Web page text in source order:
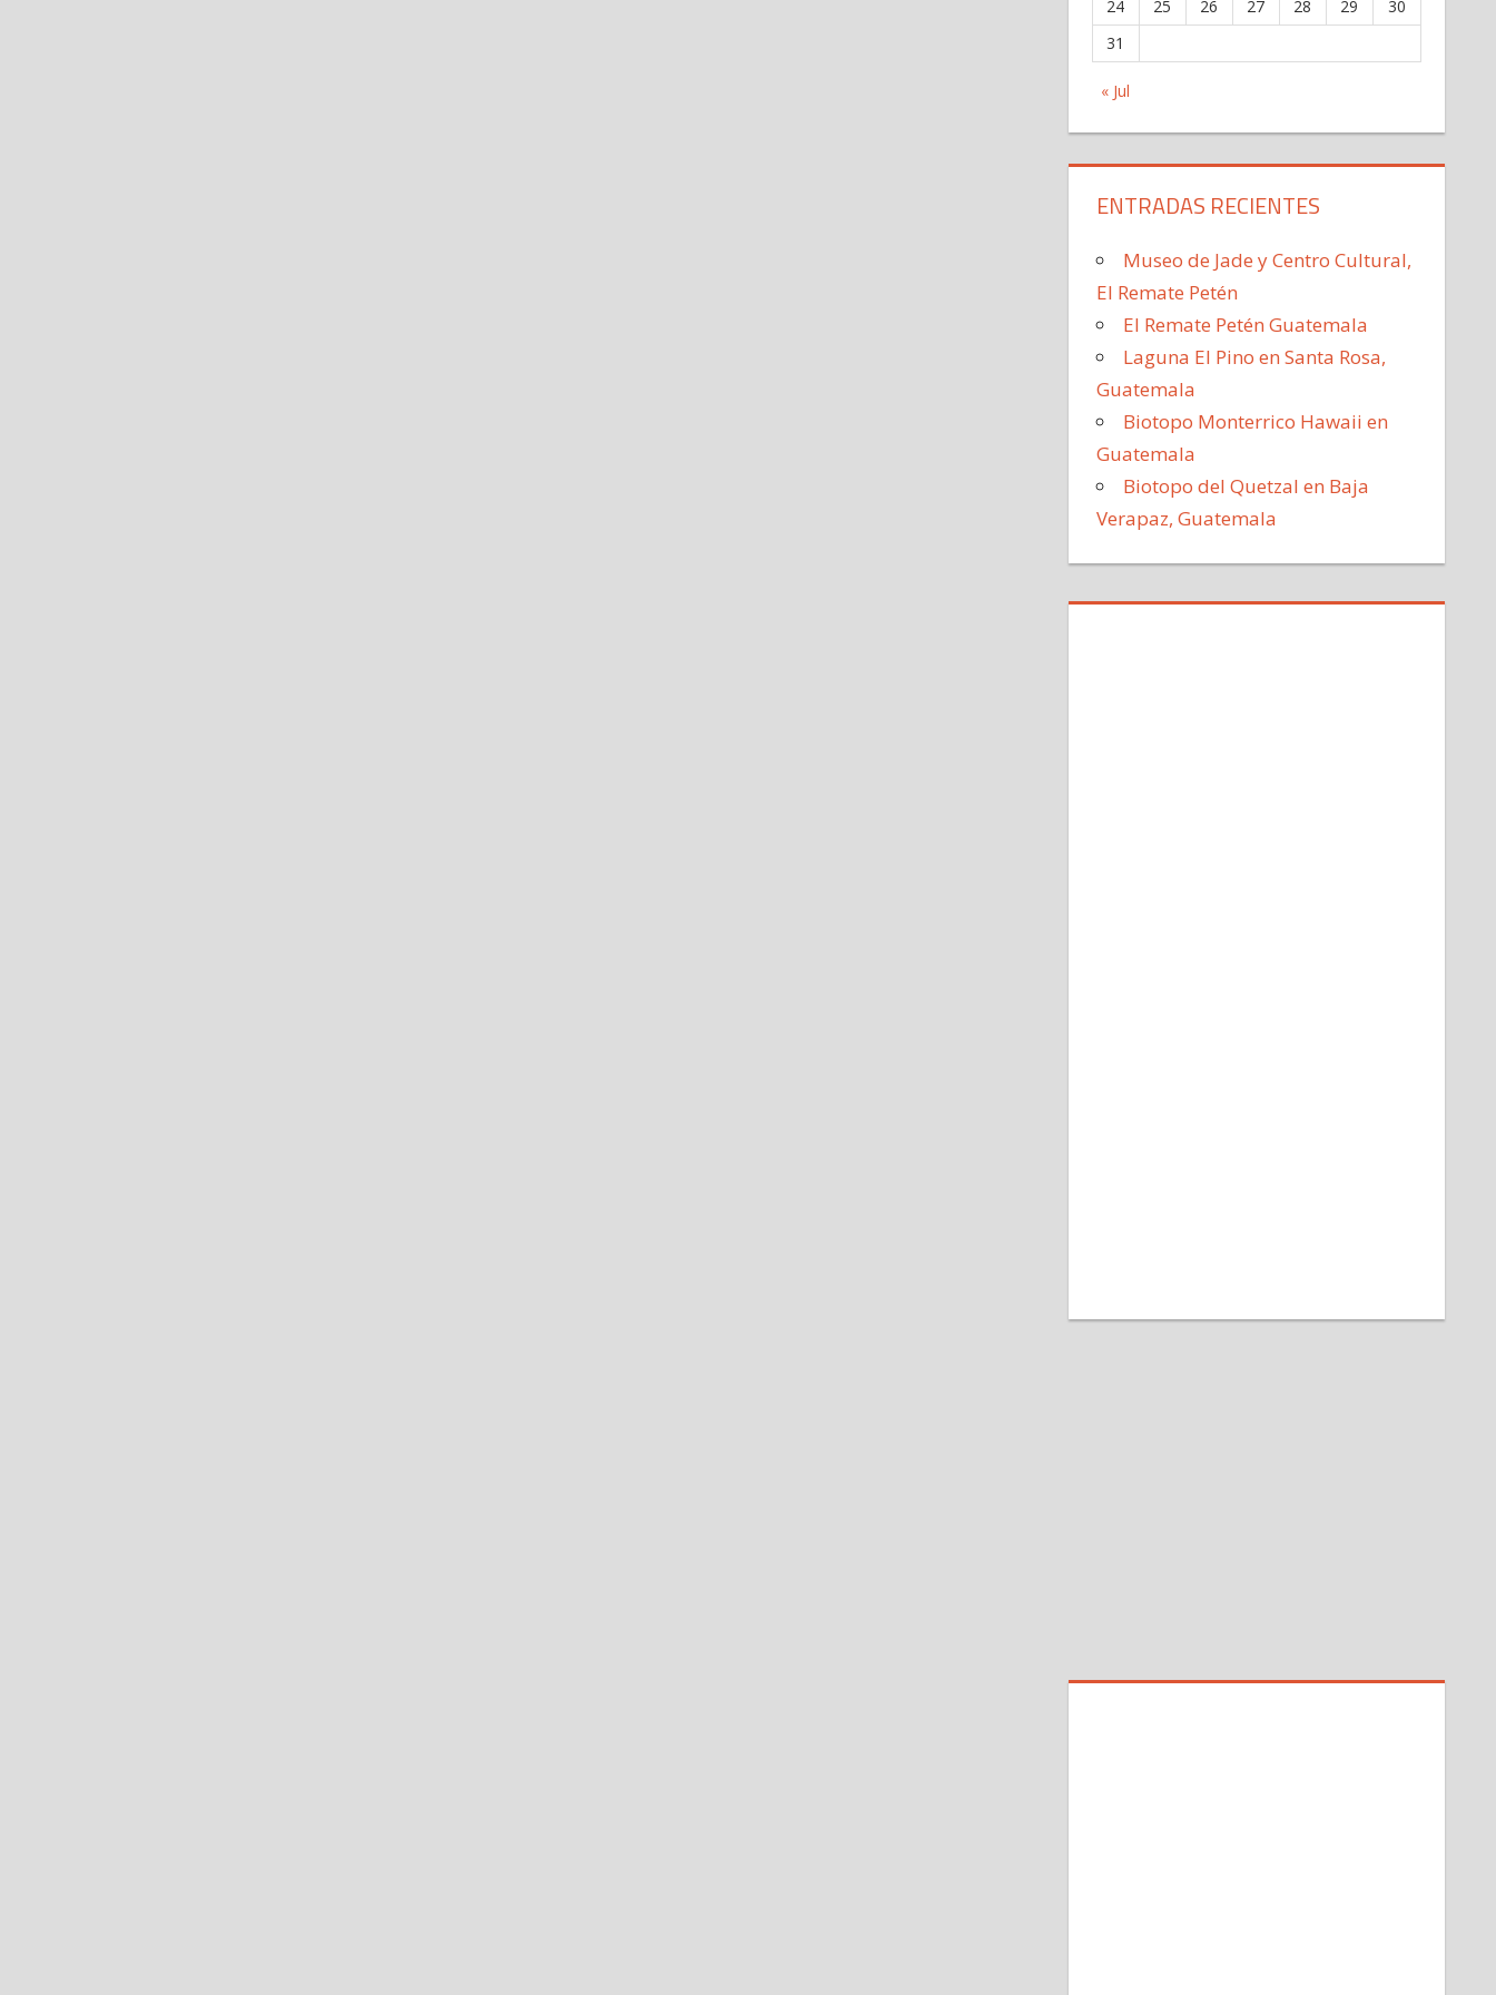
« Jul
24 25 26 27 28 29
30
31
ENTRADAS RECIENTES
Museo de Jade y Centro Cultural,
El Remate Petén
El Remate Petén Guatemala
Laguna El Pino en Santa Rosa,
Guatemala
Biotopo Monterrico Hawaii en
Guatemala
Biotopo del Quetzal en Baja
Verapaz, Guatemala